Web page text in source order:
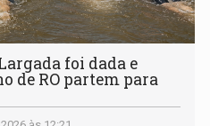
foi dada e
de RO partem para